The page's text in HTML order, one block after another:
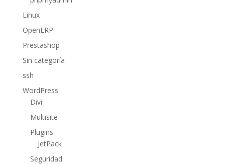
Linux
OpenERP
Prestashop
Sin categoría
ssh
WordPress
Divi
Multisite
Plugins
JetPack
Seguridad